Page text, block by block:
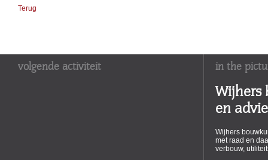
Terug
volgende activiteit in the
Wijhers
en
Wijhers
met raad en
verbouw,